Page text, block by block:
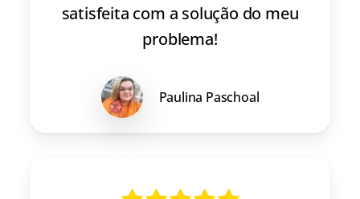
satisfeita com a solução do meu
problema!
Paulina Paschoal